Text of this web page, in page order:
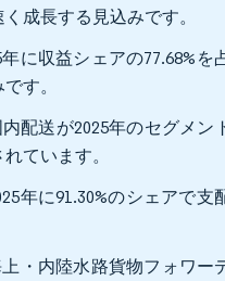
成長する見込みです。
に収益シェアの77.68%
す。
配送が2025年のセグメン
ています。
年に91.30%のシェアで
・内陸水路貨物フォワー